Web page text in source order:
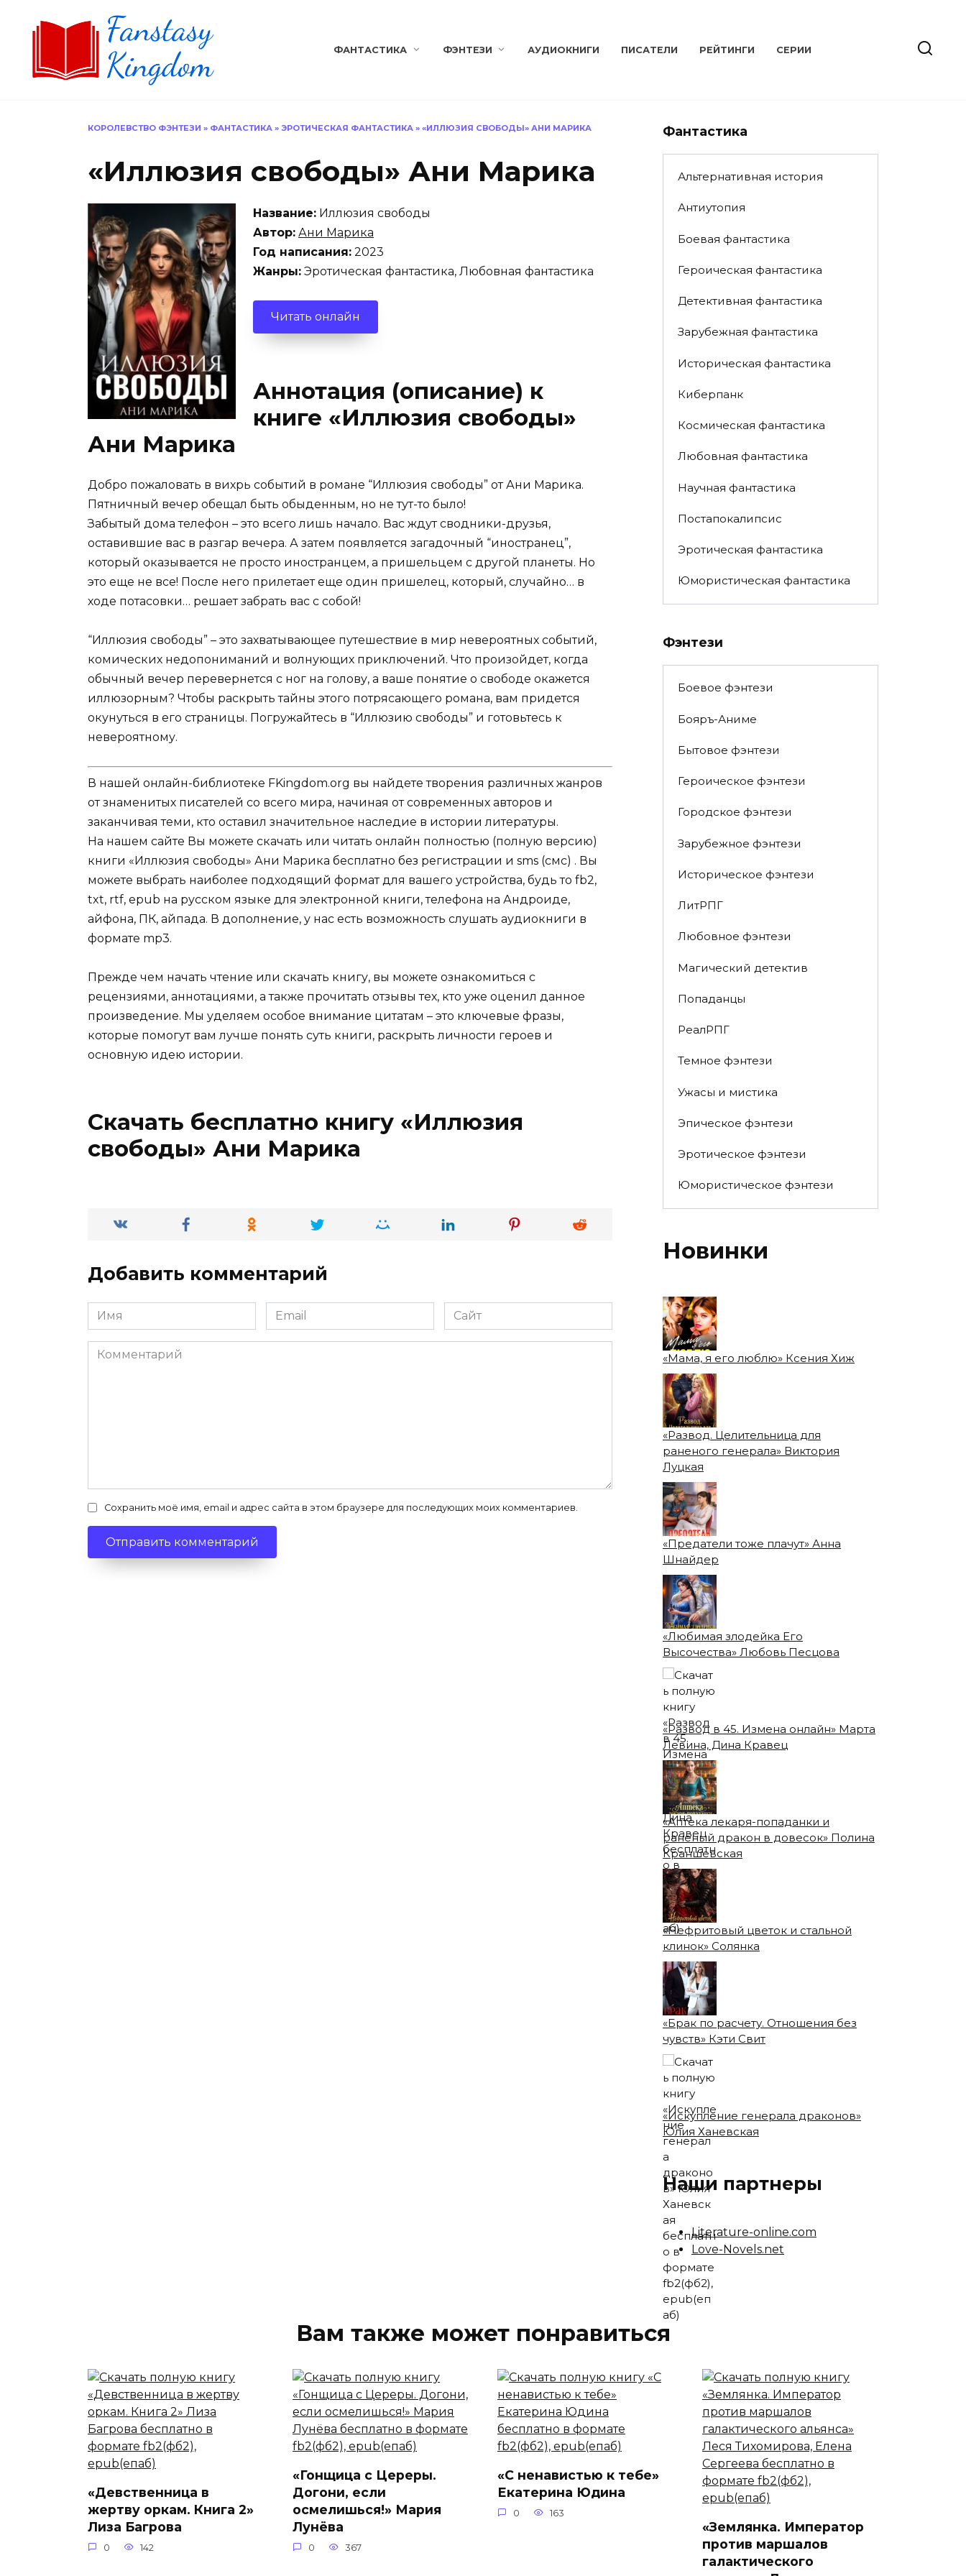
ФАНТАСТИКА ФЭНТЕЗИ АУДИОКНИГИ ПИСАТЕЛИ РЕЙТИНГИ СЕРИИ
КОРОЛЕВСТВО ФЭНТЕЗИ » ФАНТАСТИКА » ЭРОТИЧЕСКАЯ ФАНТАСТИКА » «ИЛЛЮЗИЯ СВОБОДЫ» АНИ МАРИКА
«Иллюзия свободы» Ани Марика
Название: Иллюзия свободы
Автор: Ани Марика
Год написания: 2023
Жанры: Эротическая фантастика, Любовная фантастика
Читать онлайн
Аннотация (описание) к
книге «Иллюзия свободы»
Ани Марика
Добро пожаловать в вихрь событий в романе “Иллюзия свободы” от Ани Марика.
Пятничный вечер обещал быть обыденным, но не тут-то было!
Забытый дома телефон – это всего лишь начало. Вас ждут сводники-друзья,
оставившие вас в разгар вечера. А затем появляется загадочный “иностранец”,
который оказывается не просто иностранцем, а пришельцем с другой планеты. Но
это еще не все! После него прилетает еще один пришелец, который, случайно… в
ходе потасовки… решает забрать вас с собой!
“Иллюзия свободы” – это захватывающее путешествие в мир невероятных событий,
комических недопониманий и волнующих приключений. Что произойдет, когда
обычный вечер перевернется с ног на голову, а ваше понятие о свободе окажется
иллюзорным? Чтобы раскрыть тайны этого потрясающего романа, вам придется
окунуться в его страницы. Погружайтесь в “Иллюзию свободы” и готовьтесь к
невероятному.
В нашей онлайн-библиотеке FKingdom.org вы найдете творения различных жанров
от знаменитых писателей со всего мира, начиная от современных авторов и
заканчивая теми, кто оставил значительное наследие в истории литературы.
На нашем сайте Вы можете скачать или читать онлайн полностью (полную версию)
книги «Иллюзия свободы» Ани Марика бесплатно без регистрации и sms (смс) . Вы
можете выбрать наиболее подходящий формат для вашего устройства, будь то fb2,
txt, rtf, epub на русском языке для электронной книги, телефона на Андроиде,
айфона, ПК, айпада. В дополнение, у нас есть возможность слушать аудиокниги в
формате mp3.
Прежде чем начать чтение или скачать книгу, вы можете ознакомиться с
рецензиями, аннотациями, а также прочитать отзывы тех, кто уже оценил данное
произведение. Мы уделяем особое внимание цитатам – это ключевые фразы,
которые помогут вам лучше понять суть книги, раскрыть личности героев и
основную идею истории.
Скачать бесплатно книгу «Иллюзия
свободы» Ани Марика
Добавить комментарий
Имя
*
Email
*
Сайт
Комментарий
Сохранить моё имя, email и адрес сайта в этом браузере для последующих моих комментариев.
Фантастика
Альтернативная история
Антиутопия
Боевая фантастика
Героическая фантастика
Детективная фантастика
Зарубежная фантастика
Историческая фантастика
Киберпанк
Космическая фантастика
Любовная фантастика
Научная фантастика
Постапокалипсис
Эротическая фантастика
Юмористическая фантастика
Фэнтези
Боевое фэнтези
Бояръ-Аниме
Бытовое фэнтези
Героическое фэнтези
Городское фэнтези
Зарубежное фэнтези
Историческое фэнтези
ЛитРПГ
Любовное фэнтези
Магический детектив
Попаданцы
РеалРПГ
Темное фэнтези
Ужасы и мистика
Эпическое фэнтези
Эротическое фэнтези
Юмористическое фэнтези
Новинки
«Мама, я его люблю» Ксения Хиж
«Развод. Целительница для
раненого генерала» Виктория
Луцкая
«Предатели тоже плачут» Анна
Шнайдер
«Любимая злодейка Его
Высочества» Любовь Песцова
«Развод в 45. Измена онлайн» Марта
Левина, Дина Кравец
«Аптека лекаря-попаданки и
раненый дракон в довесок» Полина
Краншевская
«Нефритовый цветок и стальной
клинок» Солянка
«Брак по расчету. Отношения без
чувств» Кэти Свит
«Искупление генерала драконов»
Юлия Ханевская
Наши партнеры
Literature-online.com
Love-Novels.net
Вам также может понравиться
«Девственница в
жертву оркам. Книга 2»
Лиза Багрова
0 142
«Гонщица с Цереры.
Догони, если
осмелишься!» Мария
Лунёва
0 367
«С ненавистью к тебе»
Екатерина Юдина
0 163
«Землянка. Император
против маршалов
галактического